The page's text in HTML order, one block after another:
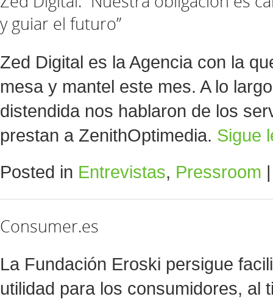
y guiar el futuro”
Zed Digital es la Agencia con la
mesa y mantel este mes. A lo
distendida nos hablaron de los
prestan a ZenithOptimedia. Sigue
Posted in Entrevistas, Pressroom |
Consumer.es
La Fundación Eroski persigue
utilidad para los consumidores, al